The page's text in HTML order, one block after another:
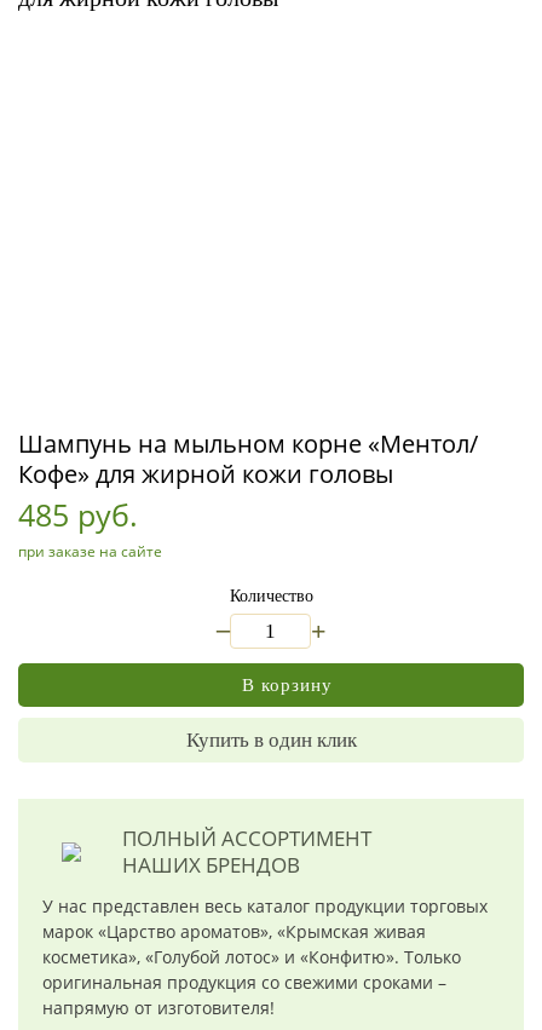
Шампунь на мыльном корне «Ментол/
Кофе» для жирной кожи головы
485 руб.
при заказе на сайте
Количество
+
В корзину
Купить в один клик
ПОЛНЫЙ АССОРТИМЕНТ
НАШИХ БРЕНДОВ
У нас представлен весь каталог продукции торговых
марок «Царство ароматов», «Крымская живая
косметика», «Голубой лотос» и «Конфитю». Только
оригинальная продукция со свежими сроками –
напрямую от изготовителя!